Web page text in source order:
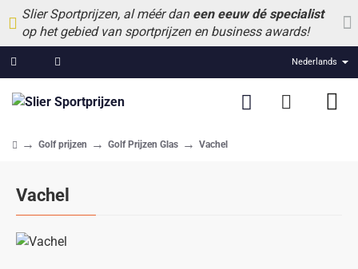
Slier Sportprijzen, al méér dan een eeuw dé specialist
op het gebied van sportprijzen en business awards!
Nederlands
Vachel
Golf prijzen Golf Prijzen Glas Vachel